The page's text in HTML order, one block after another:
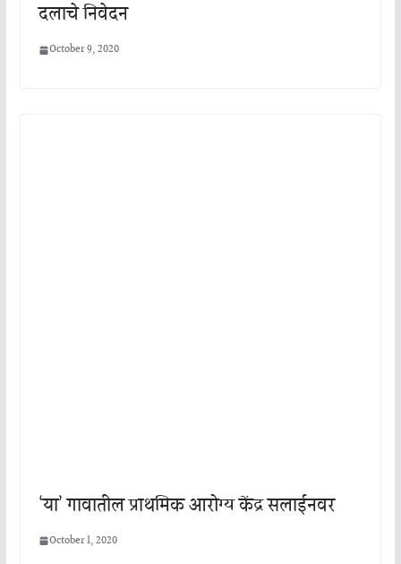
दलाचे निवेदन
October 9, 2020
‘या’ गावातील प्राथमिक आरोग्य केंद्र सलाईनवर
October 1, 2020